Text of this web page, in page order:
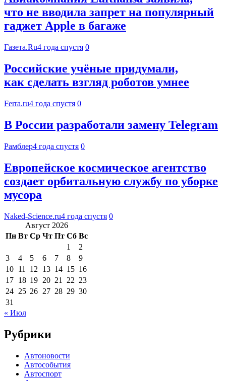
что не вводила запрет на популярный
гаджет Apple в багаже
Газета.Ru4 года спустя 0
Российские учёные придумали,
как сделать взгляд роботов умнее
Ferra.ru4 года спустя 0
В России разработали замену Telegram
Рамблер4 года спустя 0
Европейское космическое агентство
создает орбитальную службу по уборке
мусора
Naked-Science.ru4 года спустя 0
Август 2026
Пн Вт Ср Чт Пт Сб Вс
1
2
3
4 5 6 7 8
9
10 11 12 13 14 15 16
17 18 19 20 21 22 23
24 25 26 27 28 29 30
31
« Июл
Рубрики
Автоновости
Автособытия
Автоспорт